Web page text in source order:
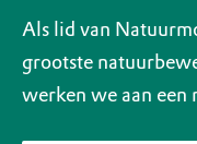
Als lid van
grootste
werken we aan